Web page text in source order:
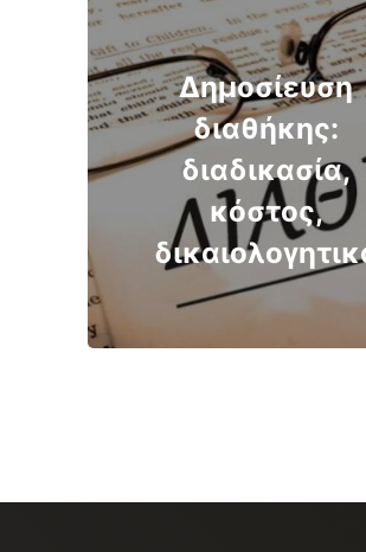
Δημοσίευση
διαθήκης:
διαδικασία,
κόστος,